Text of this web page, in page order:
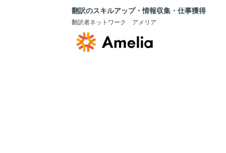
翻訳のスキルアップ・情報収集・仕事獲得
翻訳者ネットワーク アメリア